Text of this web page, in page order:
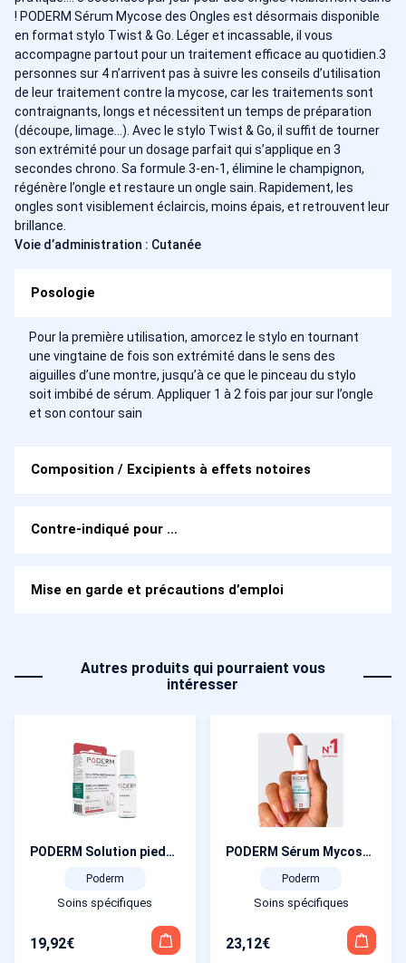
! PODERM Sérum Mycose des Ongles est désormais disponible
en format stylo Twist & Go. Léger et incassable, il vous
accompagne partout pour un traitement efficace au quotidien.3
personnes sur 4 n’arrivent pas à suivre les conseils d’utilisation
de leur traitement contre la mycose, car les traitements sont
contraignants, longs et nécessitent un temps de préparation
(découpe, limage…). Avec le stylo Twist & Go, il suffit de tourner
son extrémité pour un dosage parfait qui s’applique en 3
secondes chrono. Sa formule 3-en-1, élimine le champignon,
régénère l’ongle et restaure un ongle sain. Rapidement, les
ongles sont visiblement éclaircis, moins épais, et retrouvent leur
brillance.
Voie d’administration : Cutanée
Posologie
Pour la première utilisation, amorcez le stylo en tournant
une vingtaine de fois son extrémité dans le sens des
aiguilles d’une montre, jusqu’à ce que le pinceau du stylo
soit imbibé de sérum. Appliquer 1 à 2 fois par jour sur l’ongle
et son contour sain
Composition / Excipients à effets notoires
Contre-indiqué pour …
Mise en garde et précautions d’emploi
Autres produits qui pourraient vous
intéresser
PODERM Solution pieds-mains Sérum Verrupro 8 ml
Poderm
Soins spécifiques
19,92€
PODERM Sérum Mycose des ongles 8 ml
Poderm
Soins spécifiques
23,12€